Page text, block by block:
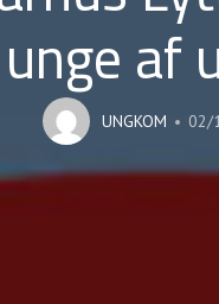
unge af
UNGKOM 02/